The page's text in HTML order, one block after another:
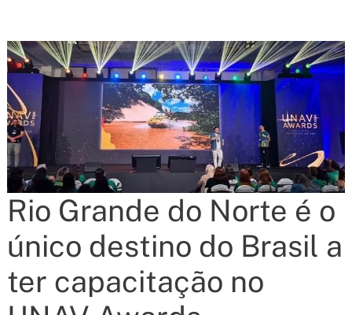
Rio Grande do Norte é o
único destino do Brasil a
ter capacitação no